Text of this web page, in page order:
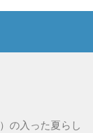
の入った夏らし